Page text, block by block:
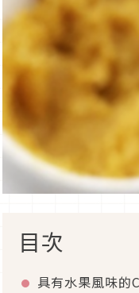
目次
具有水果風味的